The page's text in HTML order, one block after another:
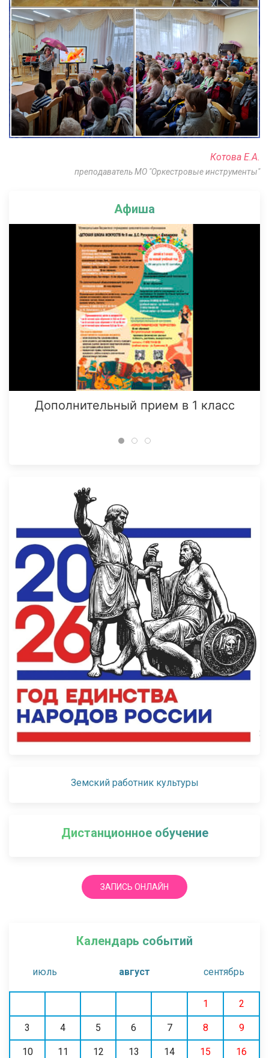
Афиша
Дополнительный прием в 1 класс
Земский работник культуры
Дистанционное обучение
ЗАПИСЬ ОНЛАЙН
Календарь событий
июль август сентябрь
1 2
3 4 5 6 7 8 9
10 11 12 13 14 15 16
Котова Е.А.
преподаватель МО "Оркестровые инструменты"